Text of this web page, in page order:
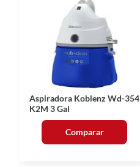
Aspiradora Koblenz Wd-354
K2M 3 Gal
Comparar